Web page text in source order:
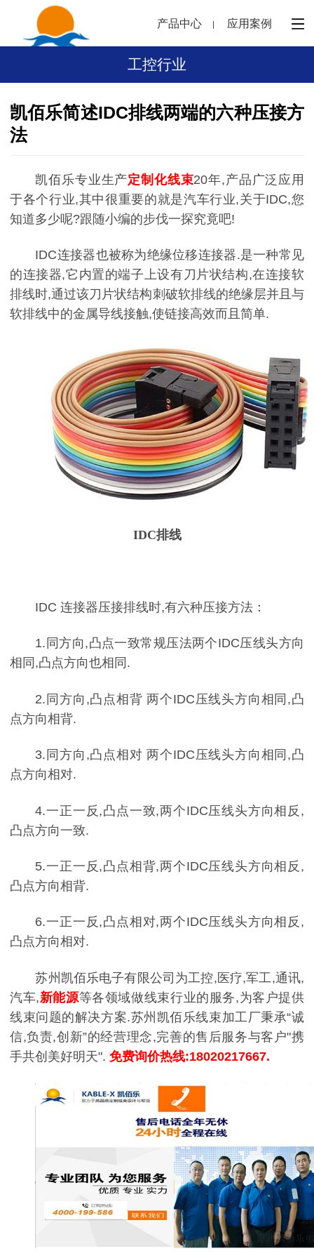
产品中心 应用案例
工控行业
凯佰乐简述IDC排线两端的六种压接方
法
凯佰乐专业生产定制化线束20年,产品广泛应用
于各个行业,其中很重要的就是汽车行业,关于IDC,您
知道多少呢?跟随小编的步伐一探究竟吧!
IDC连接器也被称为绝缘位移连接器.是一种常见
的连接器,它内置的端子上设有刀片状结构,在连接软
排线时,通过该刀片状结构刺破软排线的绝缘层并且与
软排线中的金属导线接触,使链接高效而且简单.
IDC排线
IDC 连接器压接排线时,有六种压接方法：
1.同方向,凸点一致常规压法两个IDC压线头方向
相同,凸点方向也相同.
2.同方向,凸点相背 两个IDC压线头方向相同,凸
点方向相背.
3.同方向,凸点相对 两个IDC压线头方向相同,凸
点方向相对.
4.一正一反,凸点一致,两个IDC压线头方向相反,
凸点方向一致.
5.一正一反,凸点相背,两个IDC压线头方向相反,
凸点方向相背.
6.一正一反,凸点相对,两个IDC压线头方向相反,
凸点方向相对.
苏州凯佰乐电子有限公司为工控,医疗,军工,通讯,
汽车,新能源等各领域做线束行业的服务,为客户提供
线束问题的解决方案.苏州凯佰乐线束加工厂秉承“诚
信,负责,创新”的经营理念,完善的售后服务与客户"携
手共创美好明天". 免费询价热线:18020217667.